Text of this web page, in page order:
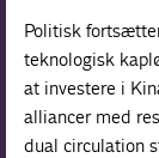
Politisk
teknologisk
at investere i
alliancer med
dual circulation